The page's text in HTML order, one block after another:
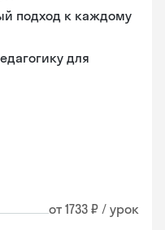
подход к каждому
для
от 1733 ₽ / урок